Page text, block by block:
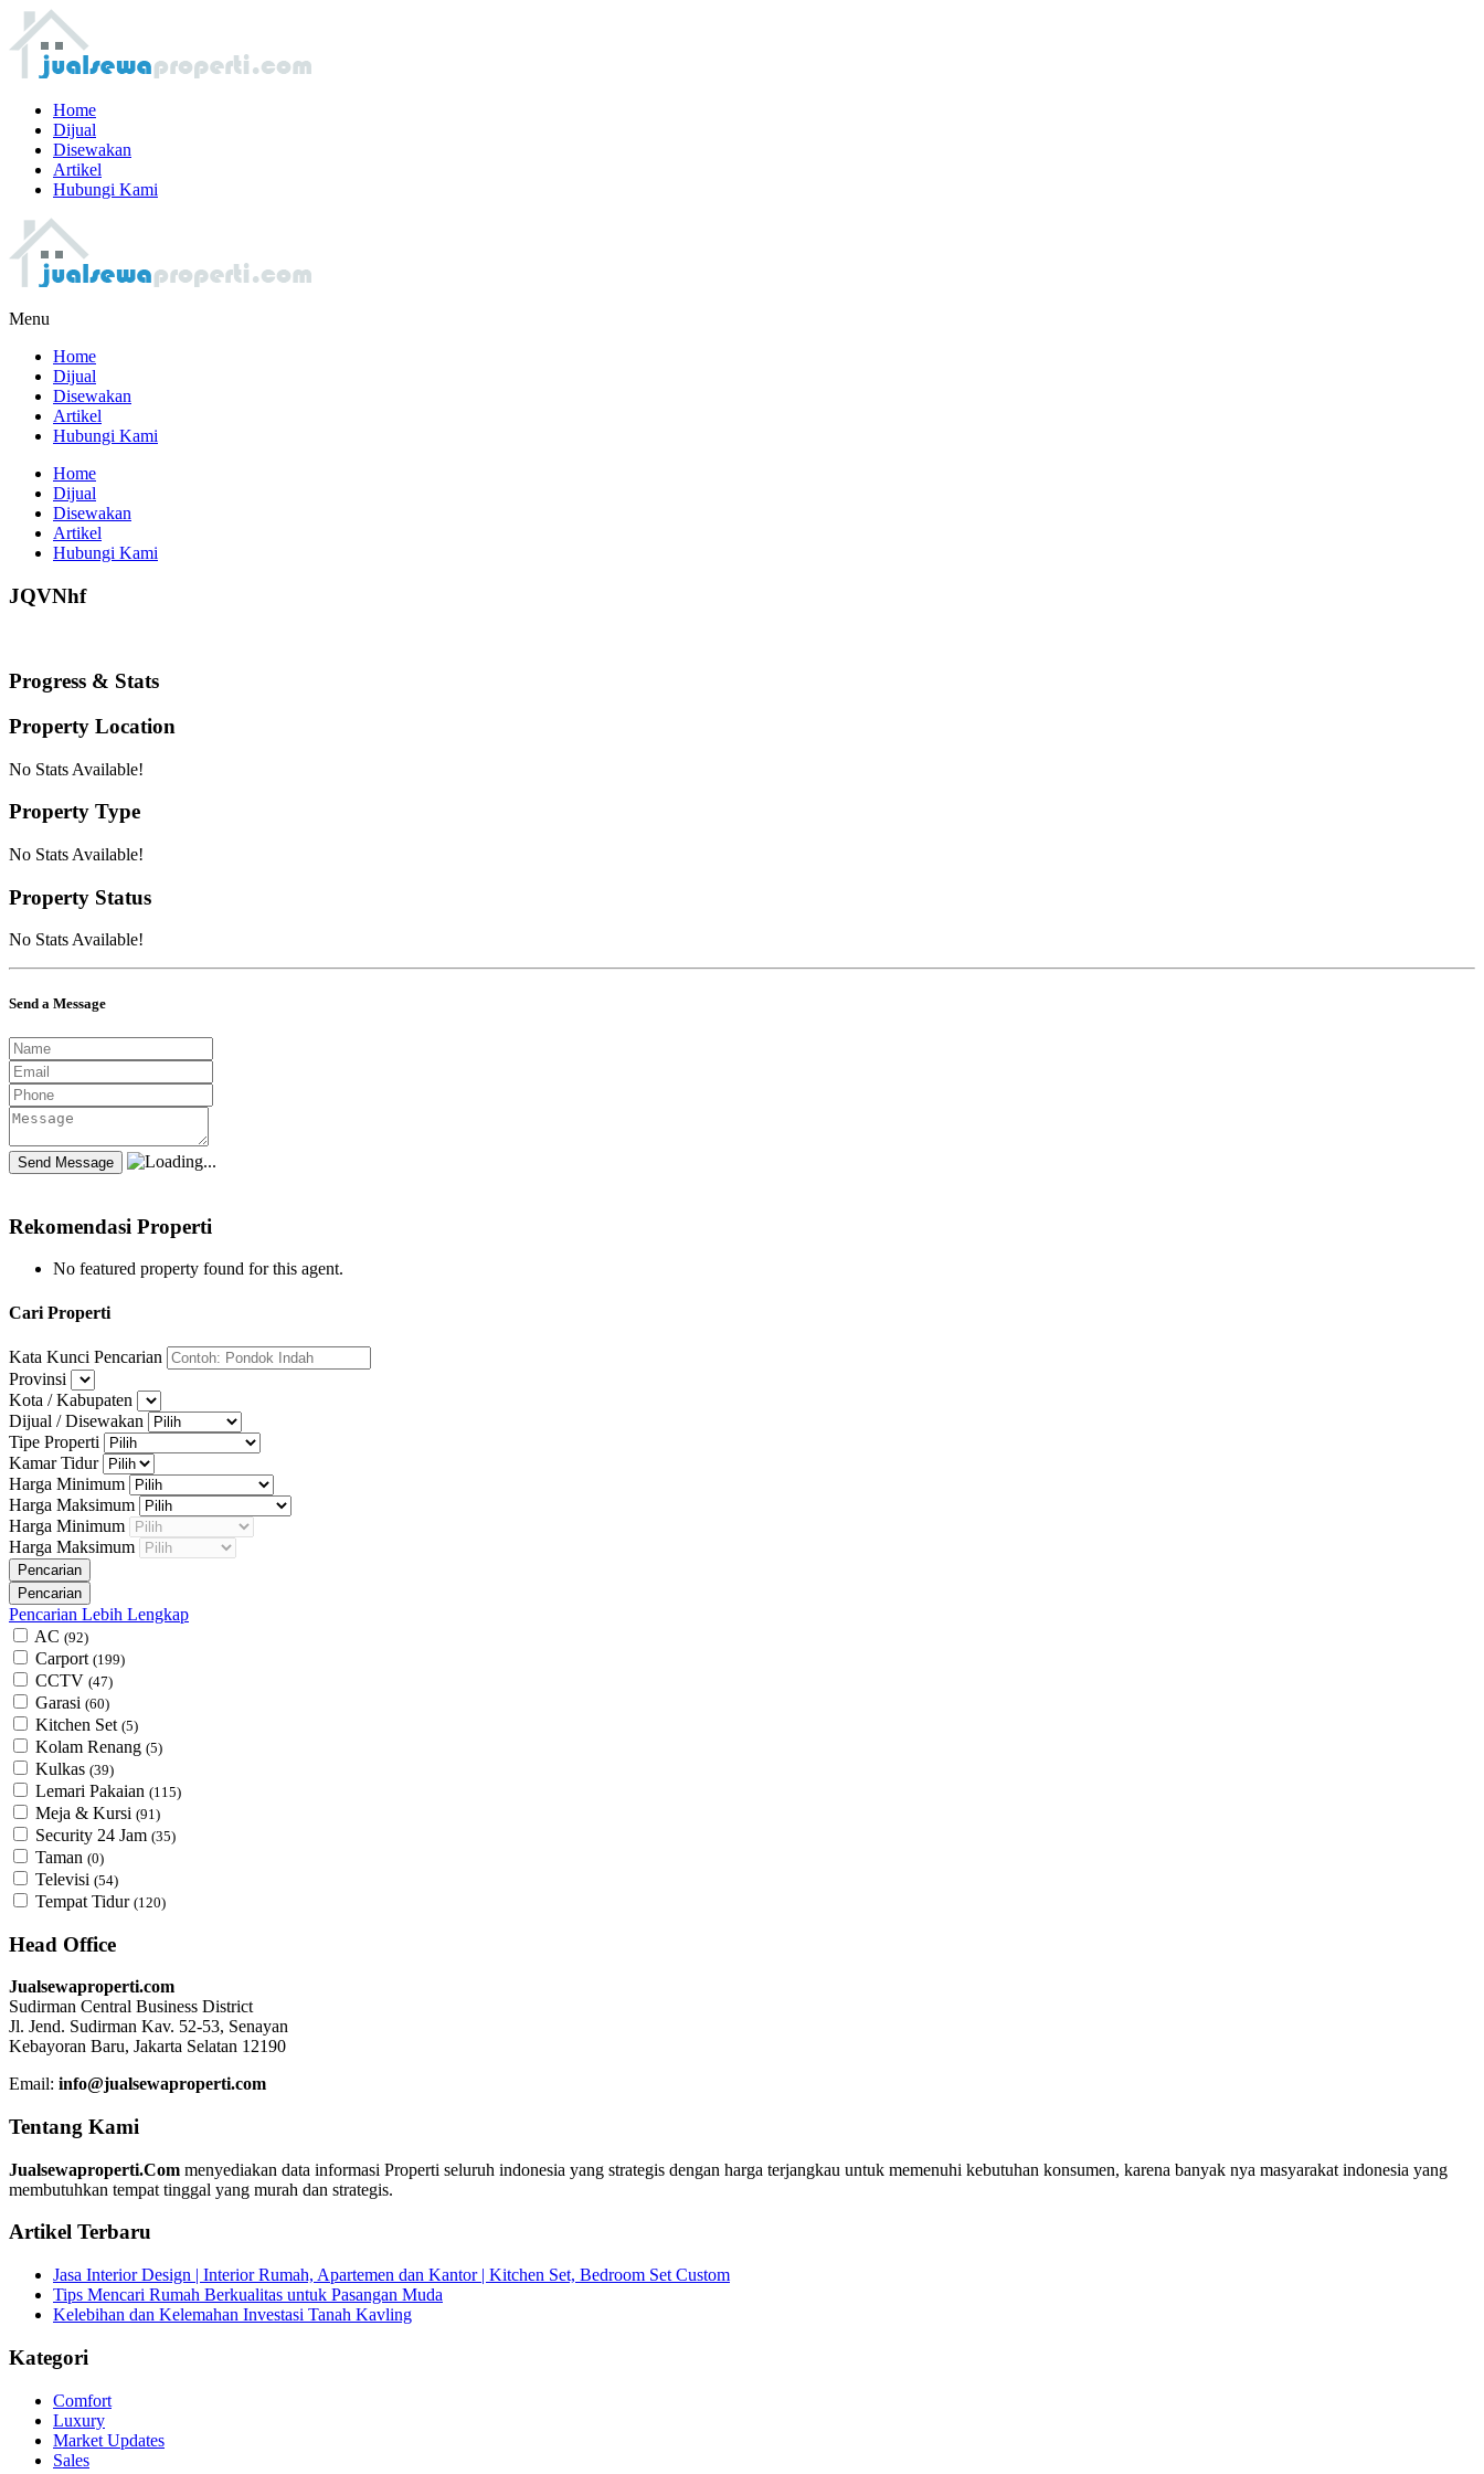
Home
Dijual
Disewakan
Artikel
Hubungi Kami
Menu
Home
Dijual
Disewakan
Artikel
Hubungi Kami
Home
Dijual
Disewakan
Artikel
Hubungi Kami
JQVNhf
Progress & Stats
Property Location
No Stats Available!
Property Type
No Stats Available!
Property Status
No Stats Available!
Send a Message
Rekomendasi Properti
No featured property found for this agent.
Cari Properti
Kata Kunci Pencarian
Provinsi
Kota / Kabupaten
Dijual / Disewakan
Tipe Properti
Kamar Tidur
Harga Minimum
Harga Maksimum
Harga Minimum
Harga Maksimum
Pencarian Lebih Lengkap
AC (92)
Carport (199)
CCTV (47)
Garasi (60)
Kitchen Set (5)
Kolam Renang (5)
Kulkas (39)
Lemari Pakaian (115)
Meja & Kursi (91)
Security 24 Jam (35)
Taman (0)
Televisi (54)
Tempat Tidur (120)
Head Office
Jualsewaproperti.com
Sudirman Central Business District
Jl. Jend. Sudirman Kav. 52-53, Senayan
Kebayoran Baru, Jakarta Selatan 12190
Email: info@jualsewaproperti.com
Tentang Kami
Jualsewaproperti.Com menyediakan data informasi Properti seluruh indonesia yang strategis dengan harga terjangkau untuk memenuhi kebutuhan konsumen, karena banyak nya masyarakat indonesia yang
membutuhkan tempat tinggal yang murah dan strategis.
Artikel Terbaru
Jasa Interior Design | Interior Rumah, Apartemen dan Kantor | Kitchen Set, Bedroom Set Custom
Tips Mencari Rumah Berkualitas untuk Pasangan Muda
Kelebihan dan Kelemahan Investasi Tanah Kavling
Kategori
Comfort
Luxury
Market Updates
Sales